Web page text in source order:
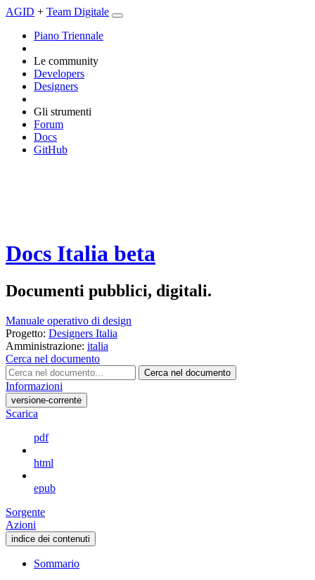
AGID + Team Digitale
Piano Triennale
Le community
Developers
Designers
Gli strumenti
Forum
Docs
GitHub
Docs Italia beta
Documenti pubblici, digitali.
Manuale operativo di design
Progetto: Designers Italia
Amministrazione: italia
Cerca nel documento
Cerca nel documento
Informazioni
versione-corrente
Scarica
pdf
html
epub
Sorgente
Azioni
indice dei contenuti
Sommario